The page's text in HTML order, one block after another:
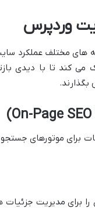
وردپرس
های مختلف عملکرد
کند تا با دیدی
برای موتورهای
برای مدیریت جزئیات